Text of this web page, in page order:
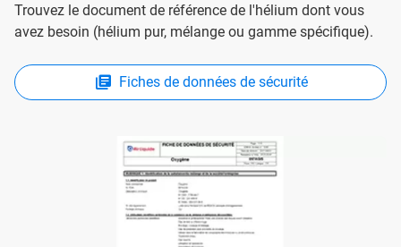
Trouvez le document de référence de l'hélium dont vous
avez besoin (hélium pur, mélange ou gamme spécifique).
Fiches de données de sécurité